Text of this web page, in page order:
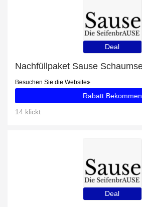
Deal
Besuchen Sie die Website
Rabatt Bekommen
14 klickt
Deal